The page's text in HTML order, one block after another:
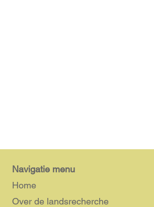
Navigatie menu
Home
Over de landsrecherche